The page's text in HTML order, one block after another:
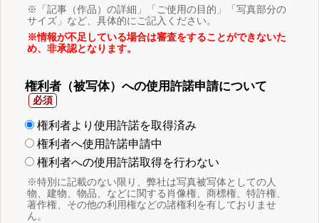
※「記事（作品）の詳細」「ご使用の目的」「写真部分の
サイズ」など、具体的にご記入ください。
※情報が不足している場合は審査をすることができないた
め、非承認となります。
権利者（被写体）への使用許諾申請について
権利者より使用許諾を取得済み
権利者へ使用許諾申請中
権利者への使用許諾取得を行わない
※特別に記載のない限り、弊社は写真被写体としての人
物、建物、物品、などに関する肖像権、商標権、特許権、
著作権、その他の利用権などの諸権利を有しておりませ
ん。